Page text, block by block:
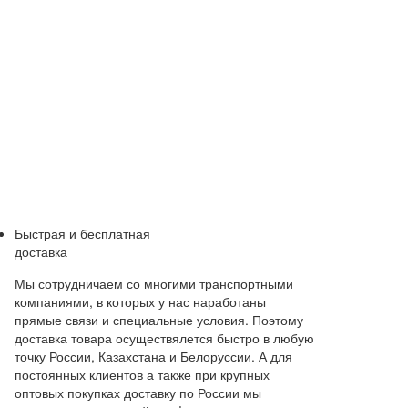
Быстрая и бесплатная
доставка
Мы сотрудничаем со многими транспортными
компаниями, в которых у нас наработаны
прямые связи и специальные условия. Поэтому
доставка товара осуществялется быстро в любую
точку России, Казахстана и Белоруссии. А для
постоянных клиентов а также при крупных
оптовых покупках доставку по России мы